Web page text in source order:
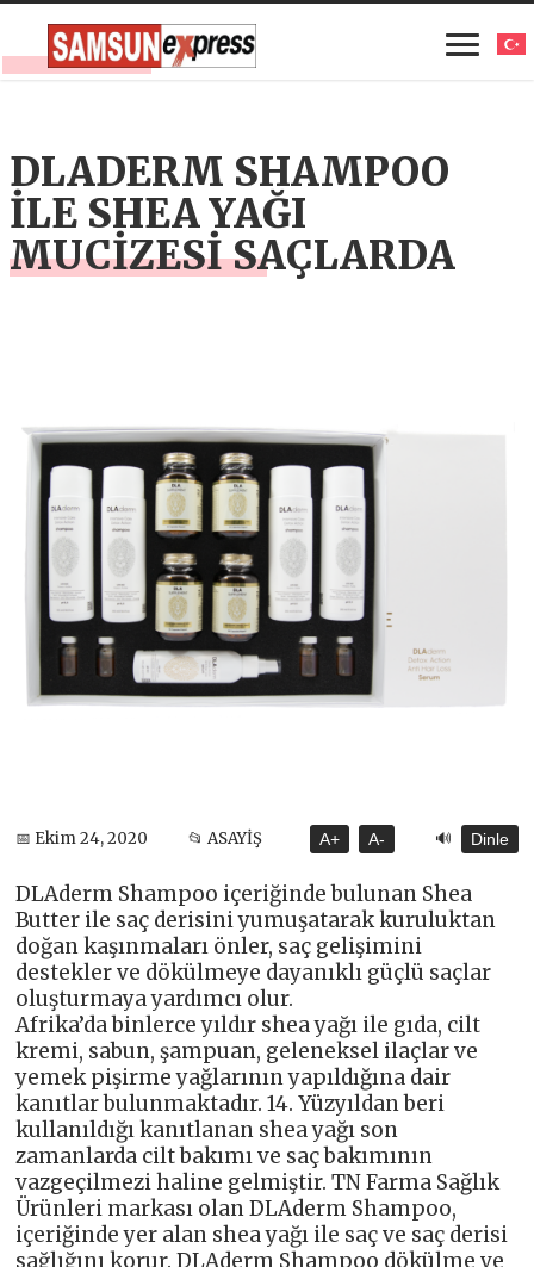
DLADERM SHAMPOO
İLE SHEA YAĞI
MUCİZESİ SAÇLARDA
📅 Ekim 24, 2020 📂 ASAYİŞ A+ A- 🔊 Dinle
DLAderm Shampoo içeriğinde bulunan Shea
Butter ile saç derisini yumuşatarak kuruluktan
doğan kaşınmaları önler, saç gelişimini
destekler ve dökülmeye dayanıklı güçlü saçlar
oluşturmaya yardımcı olur.
Afrika’da binlerce yıldır shea yağı ile gıda, cilt
kremi, sabun, şampuan, geleneksel ilaçlar ve
yemek pişirme yağlarının yapıldığına dair
kanıtlar bulunmaktadır. 14. Yüzyıldan beri
kullanıldığı kanıtlanan shea yağı son
zamanlarda cilt bakımı ve saç bakımının
vazgeçilmezi haline gelmiştir. TN Farma Sağlık
Ürünleri markası olan DLAderm Shampoo,
içeriğinde yer alan shea yağı ile saç ve saç derisi
sağlığını korur. DLAderm Shampoo dökülme ve